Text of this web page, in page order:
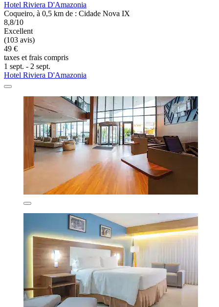
Hotel Riviera D'Amazonia
Coqueiro, à 0,5 km de : Cidade Nova IX
8,8/10
Excellent
(103 avis)
49 €
taxes et frais compris
1 sept. - 2 sept.
Hotel Riviera D'Amazonia